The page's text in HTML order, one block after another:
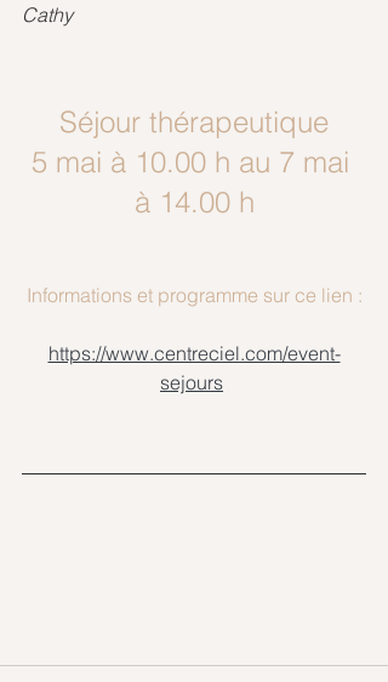
Cathy
Séjour thérapeutique
5 mai à 10.00 h au 7 mai
à 14.00 h
Informations et programme sur ce lien :
https://www.centreciel.com/event-
sejours